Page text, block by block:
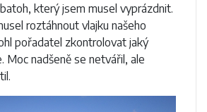
který jsem musel vyprázdnit.
roztáhnout vlajku našeho
pořadatel zkontrolovat jaký
Moc nadšeně se netvářil, ale